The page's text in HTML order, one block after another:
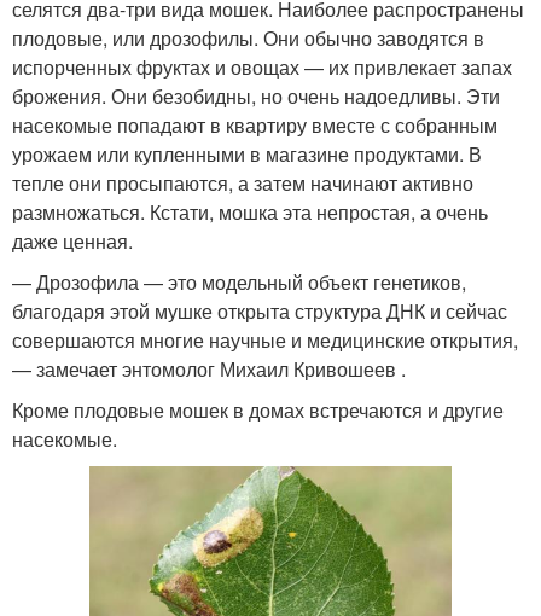
селятся два-три вида мошек. Наиболее распространены
плодовые, или дрозофилы. Они обычно заводятся в
испорченных фруктах и овощах — их привлекает запах
брожения. Они безобидны, но очень надоедливы. Эти
насекомые попадают в квартиру вместе с собранным
урожаем или купленными в магазине продуктами. В
тепле они просыпаются, а затем начинают активно
размножаться. Кстати, мошка эта непростая, а очень
даже ценная.
— Дрозофила — это модельный объект генетиков,
благодаря этой мушке открыта структура ДНК и сейчас
совершаются многие научные и медицинские открытия,
— замечает энтомолог Михаил Кривошеев .
Кроме плодовые мошек в домах встречаются и другие
насекомые.